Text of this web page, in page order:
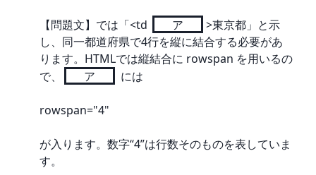
【問題文】では「<td ア
>東京都」と示
し、同一都道府県で4行を縦に結合する必要があ
ります。HTMLでは縦結合に rowspan を用いるの
で、
ア には
rowspan="4"
が入ります。数字“4”は行数そのものを表していま
す。